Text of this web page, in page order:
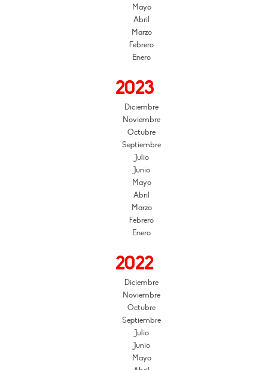
Mayo
Abril
Marzo
Febrero
Enero
2023
Diciembre
Noviembre
Octubre
Septiembre
Julio
Junio
Mayo
Abril
Marzo
Febrero
Enero
2022
Diciembre
Noviembre
Octubre
Septiembre
Julio
Junio
Mayo